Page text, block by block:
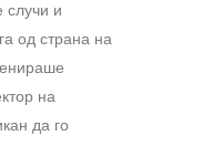
случи и
од страна на
на
да го